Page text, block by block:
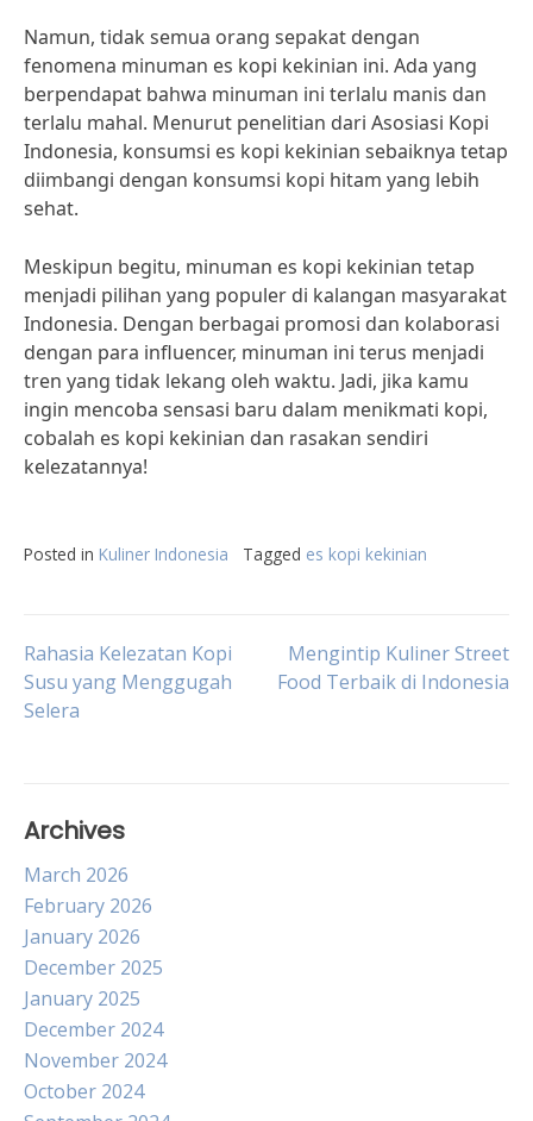
Namun, tidak semua orang sepakat dengan
fenomena minuman es kopi kekinian ini. Ada yang
berpendapat bahwa minuman ini terlalu manis dan
terlalu mahal. Menurut penelitian dari Asosiasi Kopi
Indonesia, konsumsi es kopi kekinian sebaiknya tetap
diimbangi dengan konsumsi kopi hitam yang lebih
sehat.
Meskipun begitu, minuman es kopi kekinian tetap
menjadi pilihan yang populer di kalangan masyarakat
Indonesia. Dengan berbagai promosi dan kolaborasi
dengan para influencer, minuman ini terus menjadi
tren yang tidak lekang oleh waktu. Jadi, jika kamu
ingin mencoba sensasi baru dalam menikmati kopi,
cobalah es kopi kekinian dan rasakan sendiri
kelezatannya!
Posted in Kuliner Indonesia Tagged es kopi kekinian
Post
navigation
Rahasia Kelezatan Kopi
Susu yang Menggugah
Selera
Mengintip Kuliner Street
Food Terbaik di Indonesia
Archives
March 2026
February 2026
January 2026
December 2025
January 2025
December 2024
November 2024
October 2024